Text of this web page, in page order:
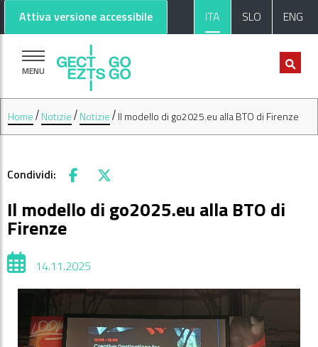
Vai al contenuto principale
Vai al footer
Attiva versione accessibile ITA SLO ENG
MENU
Home Notizie Notizie Il modello di go2025.eu alla BTO di Firenze
Condividi: Facebook
X
Il modello di go2025.eu alla BTO di
Firenze
14.11.2025